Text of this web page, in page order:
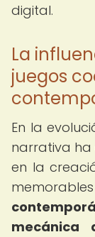
digital.
La
juegos
En la
narrativa
en la
mecánica